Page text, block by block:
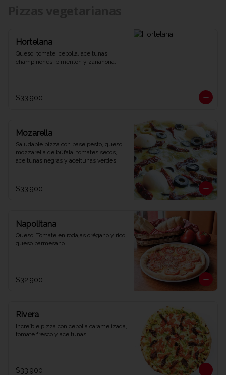
Hortelana
Queso, tomate, cebolla, aceitunas,
champiñones, pimentón y zanahoria.
$33.900
Mozarella
Saludable pizza con base pesto, queso
mozzarella de búfala, tomates secos,
aceitunas negras y aceitunas verdes.
$33.900
Napolitana
Queso, Tomate en rodajas orégano y rico
queso parmesano.
$32.900
Rivera
Increíble pizza con cebolla caramelizada,
tomate fresco y aceitunas.
$33.900